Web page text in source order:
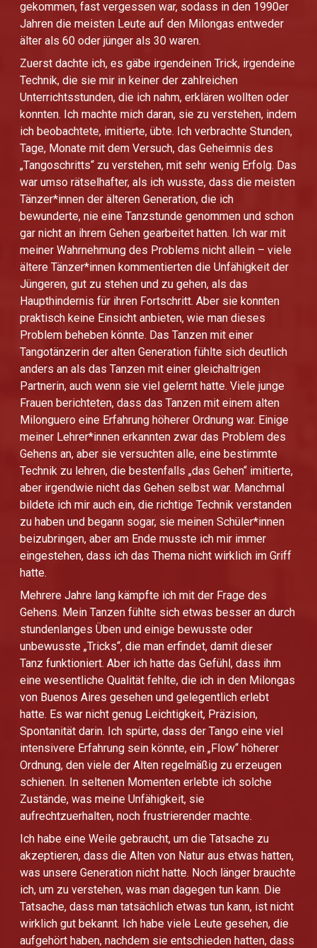
gekommen, fast vergessen war, sodass in den 1990er
Jahren die meisten Leute auf den Milongas entweder
älter als 60 oder jünger als 30 waren.
Zuerst dachte ich, es gäbe irgendeinen Trick, irgendeine
Technik, die sie mir in keiner der zahlreichen
Unterrichtsstunden, die ich nahm, erklären wollten oder
konnten. Ich machte mich daran, sie zu verstehen, indem
ich beobachtete, imitierte, übte. Ich verbrachte Stunden,
Tage, Monate mit dem Versuch, das Geheimnis des
„Tangoschritts“ zu verstehen, mit sehr wenig Erfolg. Das
war umso rätselhafter, als ich wusste, dass die meisten
Tänzer*innen der älteren Generation, die ich
bewunderte, nie eine Tanzstunde genommen und schon
gar nicht an ihrem Gehen gearbeitet hatten. Ich war mit
meiner Wahrnehmung des Problems nicht allein – viele
ältere Tänzer*innen kommentierten die Unfähigkeit der
Jüngeren, gut zu stehen und zu gehen, als das
Haupthindernis für ihren Fortschritt. Aber sie konnten
praktisch keine Einsicht anbieten, wie man dieses
Problem beheben könnte. Das Tanzen mit einer
Tangotänzerin der alten Generation fühlte sich deutlich
anders an als das Tanzen mit einer gleichaltrigen
Partnerin, auch wenn sie viel gelernt hatte. Viele junge
Frauen berichteten, dass das Tanzen mit einem alten
Milonguero eine Erfahrung höherer Ordnung war. Einige
meiner Lehrer*innen erkannten zwar das Problem des
Gehens an, aber sie versuchten alle, eine bestimmte
Technik zu lehren, die bestenfalls „das Gehen“ imitierte,
aber irgendwie nicht das Gehen selbst war. Manchmal
bildete ich mir auch ein, die richtige Technik verstanden
zu haben und begann sogar, sie meinen Schüler*innen
beizubringen, aber am Ende musste ich mir immer
eingestehen, dass ich das Thema nicht wirklich im Griff
hatte.
Mehrere Jahre lang kämpfte ich mit der Frage des
Gehens. Mein Tanzen fühlte sich etwas besser an durch
stundenlanges Üben und einige bewusste oder
unbewusste „Tricks“, die man erfindet, damit dieser
Tanz funktioniert. Aber ich hatte das Gefühl, dass ihm
eine wesentliche Qualität fehlte, die ich in den Milongas
von Buenos Aires gesehen und gelegentlich erlebt
hatte. Es war nicht genug Leichtigkeit, Präzision,
Spontanität darin. Ich spürte, dass der Tango eine viel
intensivere Erfahrung sein könnte, ein „Flow“ höherer
Ordnung, den viele der Alten regelmäßig zu erzeugen
schienen. In seltenen Momenten erlebte ich solche
Zustände, was meine Unfähigkeit, sie
aufrechtzuerhalten, noch frustrierender machte.
Ich habe eine Weile gebraucht, um die Tatsache zu
akzeptieren, dass die Alten von Natur aus etwas hatten,
was unsere Generation nicht hatte. Noch länger brauchte
ich, um zu verstehen, was man dagegen tun kann. Die
Tatsache, dass man tatsächlich etwas tun kann, ist nicht
wirklich gut bekannt. Ich habe viele Leute gesehen, die
aufgehört haben, nachdem sie entschieden hatten, dass